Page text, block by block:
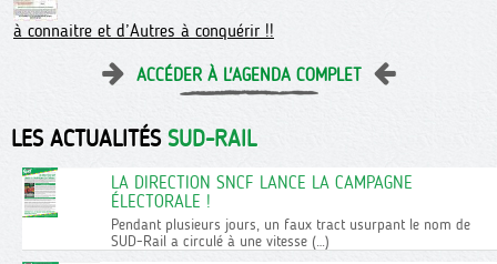
à connaitre et d’Autres à conquérir !!
ACCÉDER À L'AGENDA COMPLET
LES ACTUALITÉS SUD-RAIL
LA DIRECTION SNCF LANCE LA CAMPAGNE
ÉLECTORALE !
Pendant plusieurs jours, un faux tract usurpant le nom de
SUD-Rail a circulé à une vitesse (…)